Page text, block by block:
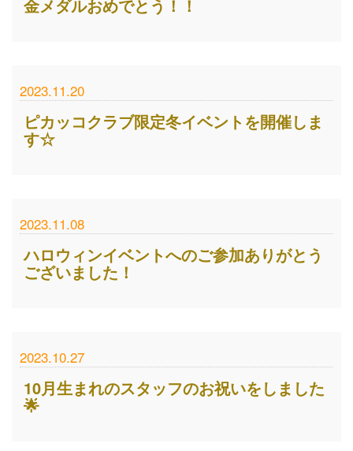
金メダルおめでとう！！
2023.11.20
ピカッコクラブ限定冬イベントを開催しま
す☆
2023.11.08
ハロウィンイベントへのご参加ありがとう
ございました！
2023.10.27
10月生まれのスタッフのお祝いをしました
🌟